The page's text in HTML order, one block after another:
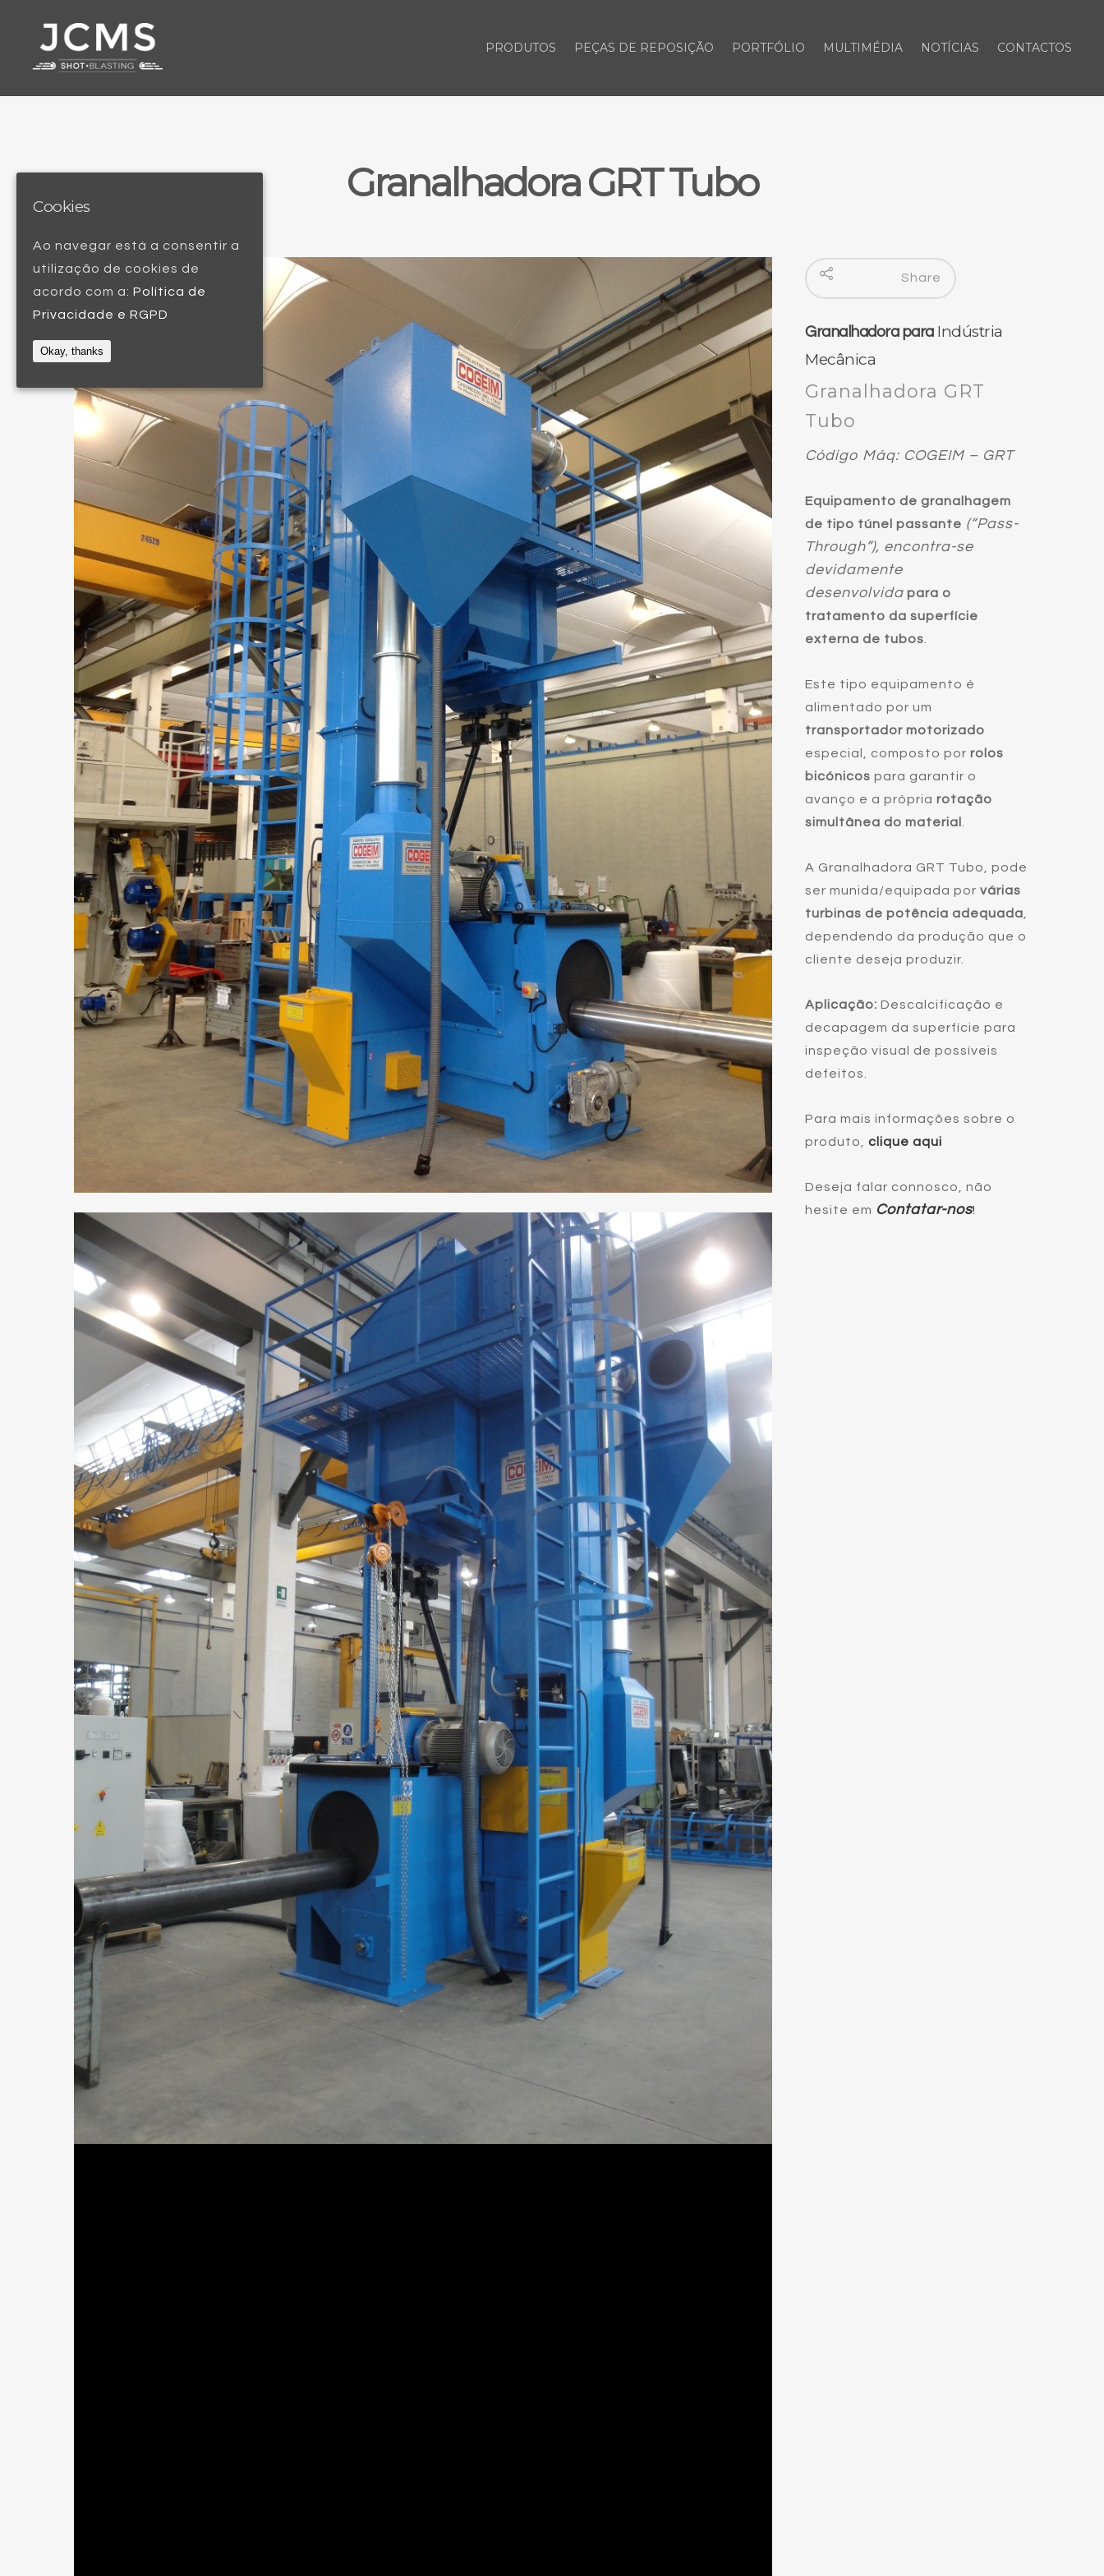
PRODUTOS PEÇAS DE REPOSIÇÃO PORTFÓLIO MULTIMÉDIA NOTÍCIAS CONTACTOS
Granalhadora GRT Tubo
Share
Granalhadora paraIndústria
Mecânica
Granalhadora GRT
Tubo
Código Máq: COGEIM – GRT
Equipamento de granalhagem
de tipo túnel passante (“Pass-
Through”), encontra-se
devidamente
desenvolvida para o
tratamento da superfície
externa de tubos
Este tipo equipamento é
alimentado por um
transportador motorizado
especial, composto por rolos
bicónicos para garantir o
avanço e a própriarotação
simultânea do material
A Granalhadora GRT Tubo, pode
ser munida/equipada por várias
turbinas de potência adequada
dependendo da produção que o
cliente deseja produzir.
Aplicação: Descalcificação e
decapagem da superfície para
inspeção visual de possíveis
defeitos.
Para mais informações sobre o
produto,clique aqui
Deseja falar connosco, não
hesite em Contatar-nos!
Cookies
Ao navegar está a consentir a
utilização de cookies de
acordo com a: Política de
Privacidade e RGPD
Okay, thanks